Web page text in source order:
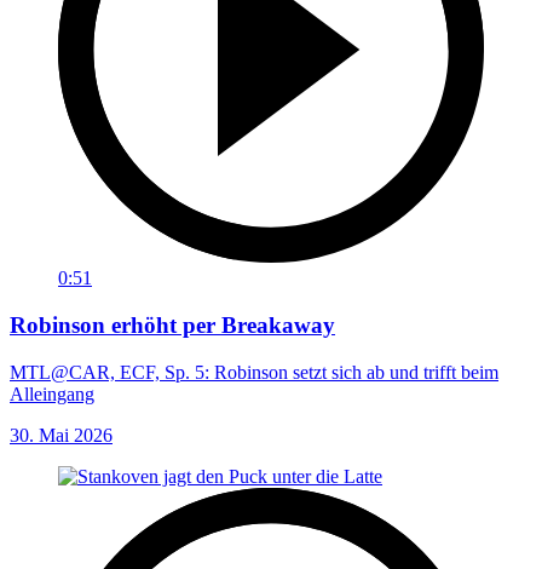
0:51
Robinson erhöht per Breakaway
MTL@CAR, ECF, Sp. 5: Robinson setzt sich ab und trifft beim
Alleingang
30. Mai 2026